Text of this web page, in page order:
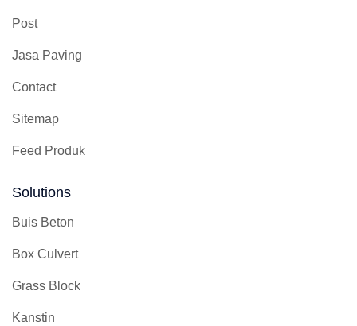
Post
Jasa Paving
Contact
Sitemap
Feed Produk
Solutions
Buis Beton
Box Culvert
Grass Block
Kanstin